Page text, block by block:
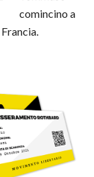
comincino a
Francia